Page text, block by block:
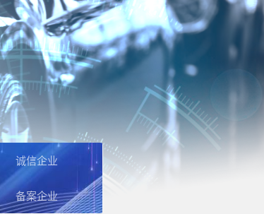
诚信企业
备案企业